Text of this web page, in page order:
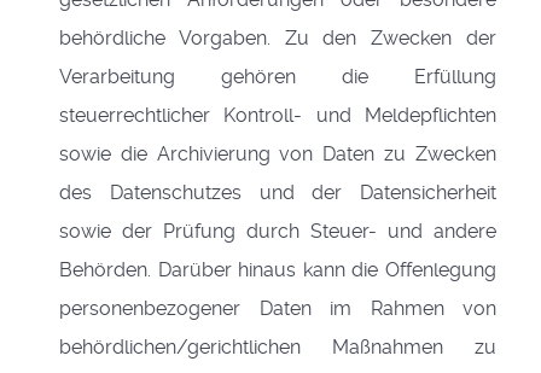
behördliche Vorgaben. Zu den Zwecken der
Verarbeitung gehören die Erfüllung
steuerrechtlicher Kontroll- und Meldepflichten
sowie die Archivierung von Daten zu Zwecken
des Datenschutzes und der Datensicherheit
sowie der Prüfung durch Steuer- und andere
Behörden. Darüber hinaus kann die Offenlegung
personenbezogener Daten im Rahmen von
behördlichen/gerichtlichen Maßnahmen zu